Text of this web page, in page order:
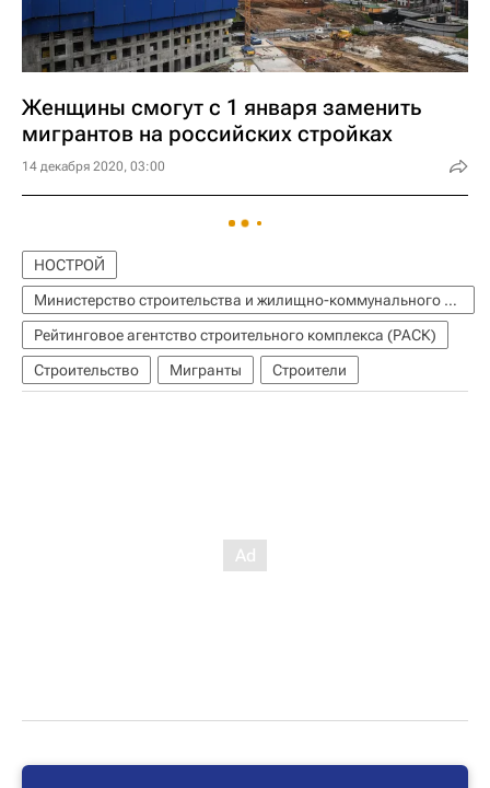
Женщины смогут с 1 января заменить
мигрантов на российских стройках
14 декабря 2020, 03:00
НОСТРОЙ
Министерство строительства и жилищно-коммунального хозяйства РФ (Минстрой России)
Рейтинговое агентство строительного комплекса (РАСК)
Строительство
Мигранты Строители